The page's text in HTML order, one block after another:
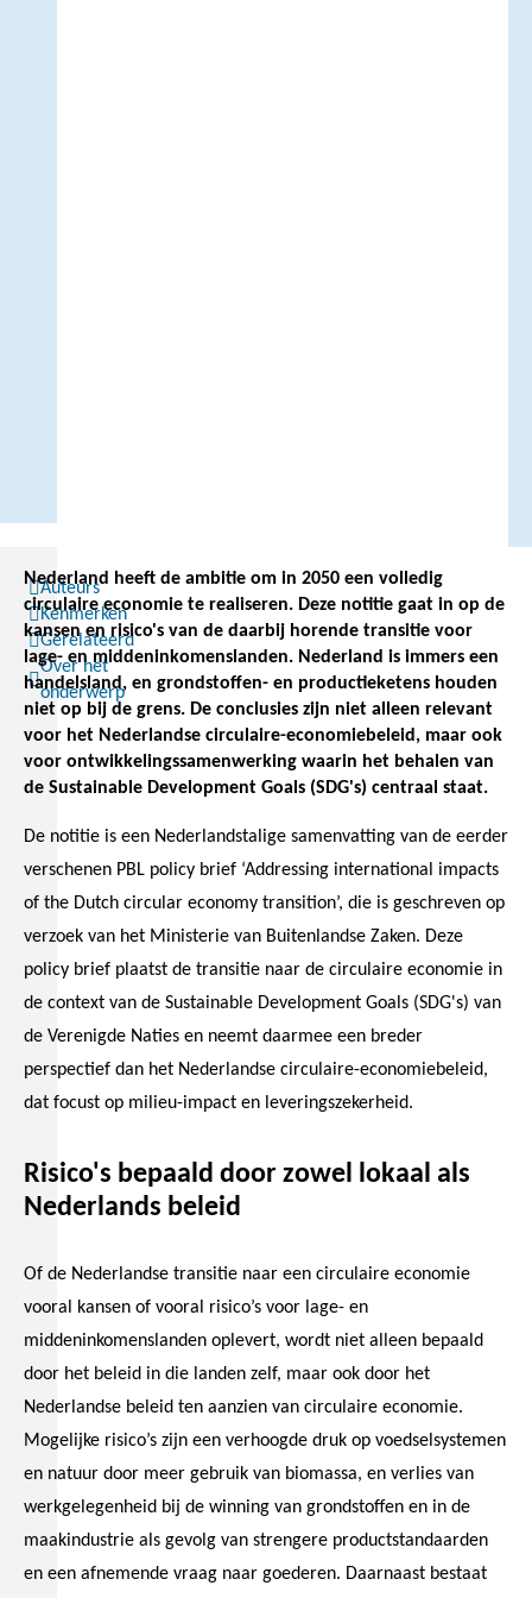
Auteurs
Kenmerken
Gerelateerd
Over het
onderwerp
Nederland heeft de ambitie om in 2050 een volledig
circulaire economie te realiseren. Deze notitie gaat in op de
kansen en risico's van de daarbij horende transitie voor
lage- en middeninkomenslanden. Nederland is immers een
handelsland, en grondstoffen- en productieketens houden
niet op bij de grens. De conclusies zijn niet alleen relevant
voor het Nederlandse circulaire-economiebeleid, maar ook
voor ontwikkelingssamenwerking waarin het behalen van
de Sustainable Development Goals (SDG's) centraal staat.
De notitie is een Nederlandstalige samenvatting van de eerder
verschenen PBL policy brief ‘Addressing international impacts
of the Dutch circular economy transition’, die is geschreven op
verzoek van het Ministerie van Buitenlandse Zaken. Deze
policy brief plaatst de transitie naar de circulaire economie in
de context van de Sustainable Development Goals (SDG's) van
de Verenigde Naties en neemt daarmee een breder
perspectief dan het Nederlandse circulaire-economiebeleid,
dat focust op milieu-impact en leveringszekerheid.
Risico's bepaald door zowel lokaal als
Nederlands beleid
Of de Nederlandse transitie naar een circulaire economie
vooral kansen of vooral risico’s voor lage- en
middeninkomenslanden oplevert, wordt niet alleen bepaald
door het beleid in die landen zelf, maar ook door het
Nederlandse beleid ten aanzien van circulaire economie.
Mogelijke risico’s zijn een verhoogde druk op voedselsystemen
en natuur door meer gebruik van biomassa, en verlies van
werkgelegenheid bij de winning van grondstoffen en in de
maakindustrie als gevolg van strengere productstandaarden
en een afnemende vraag naar goederen. Daarnaast bestaat